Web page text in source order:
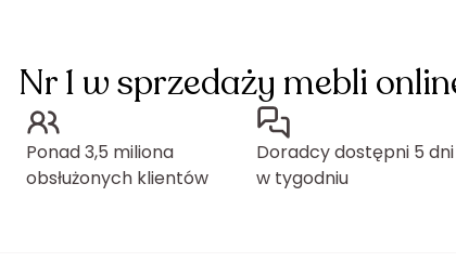
Nr 1 w sprzedaży mebli
Ponad 3,5 miliona
obsłużonych klientów
Doradcy dostępni 5 dni
w tygodniu